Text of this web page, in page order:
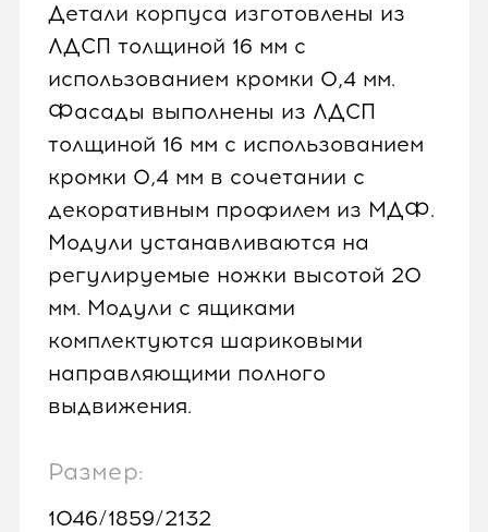
Детали корпуса изготовлены из
ЛДСП толщиной 16 мм с
использованием кромки 0,4 мм.
Фасады выполнены из ЛДСП
толщиной 16 мм с использованием
кромки 0,4 мм в сочетании с
декоративным профилем из МДФ.
Модули устанавливаются на
регулируемые ножки высотой 20
мм. Модули с ящиками
комплектуются шариковыми
направляющими полного
выдвижения.
Размер:
1046/1859/2132